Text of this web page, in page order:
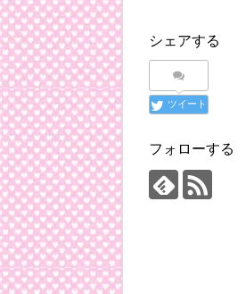
シェアする
ツイート
フォローする